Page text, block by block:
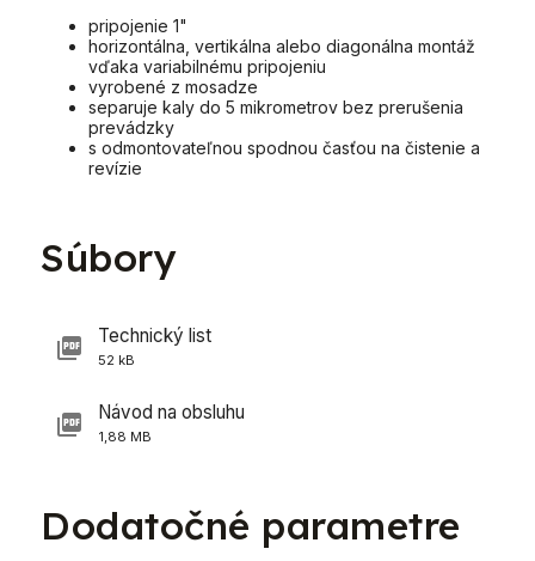
pripojenie 1"
horizontálna, vertikálna alebo diagonálna montáž
vďaka variabilnému pripojeniu
vyrobené z mosadze
separuje kaly do 5 mikrometrov bez prerušenia
prevádzky
s odmontovateľnou spodnou časťou na čistenie a
revízie
Súbory
Technický list
52 kB
Návod na obsluhu
1,88 MB
Dodatočné parametre